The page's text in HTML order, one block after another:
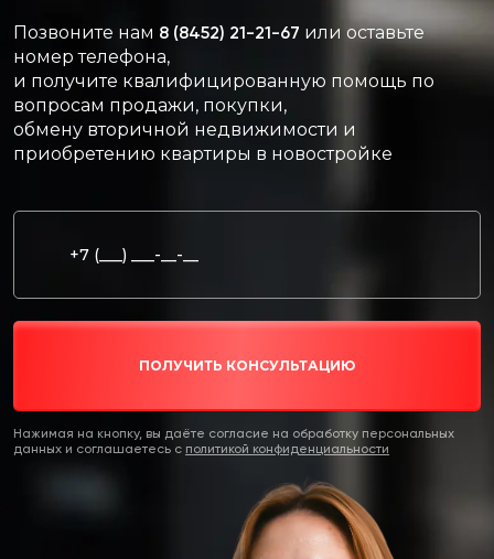
Позвоните нам 8 (8452) 21-21-67 или оставьте
номер телефона,
и получите квалифицированную помощь по
вопросам продажи, покупки,
обмену вторичной недвижимости и
приобретению квартиры в новостройке
ПОЛУЧИТЬ КОНСУЛЬТАЦИЮ
Нажимая на кнопку, вы даёте согласие на обработку персональных
данных и соглашаетесь c политикой конфиденциальности